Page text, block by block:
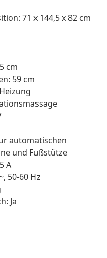
71 x 144,5 x 82 cm
cm
59 cm
automatischen
und Fußstütze
A
50-60 Hz
Ja